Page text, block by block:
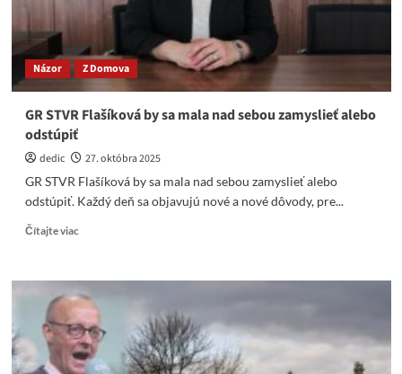
Názor Z Domova
GR STVR Flašíková by sa mala nad sebou zamyslieť alebo
odstúpiť
dedic
27. októbra 2025
GR STVR Flašíková by sa mala nad sebou zamyslieť alebo
odstúpiť. Každý deň sa objavujú nové a nové dôvody, pre...
Čítajte viacRead
GR
STVR
Flašíková
by
sa
mala